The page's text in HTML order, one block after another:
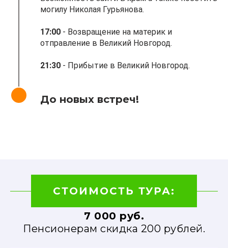
могилу Николая Гурьянова.
17:00 - Возвращение на материк и
отправление в Великий Новгород.
21:30 - Прибытие в Великий Новгород.
До новых встреч!
СТОИМОСТЬ ТУРА:
7 000 руб.
Пенсионерам скидка 200 рублей.